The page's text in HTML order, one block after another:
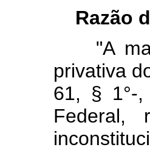
Razão
"A
privativa
61, § 1°-
Federal,